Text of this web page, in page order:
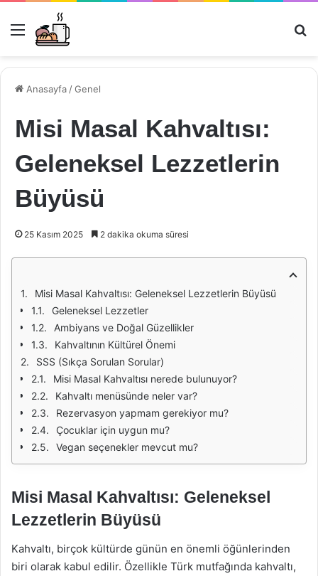
Menü
Anasayfa /Genel
Misi Masal Kahvaltısı:
Geleneksel Lezzetlerin
Büyüsü
25 Kasım 2025 2 dakika okuma süresi
Misi Masal Kahvaltısı: Geleneksel Lezzetlerin Büyüsü
Geleneksel Lezzetler
Ambiyans ve Doğal Güzellikler
Kahvaltının Kültürel Önemi
SSS (Sıkça Sorulan Sorular)
Misi Masal Kahvaltısı nerede bulunuyor?
Kahvaltı menüsünde neler var?
Rezervasyon yapmam gerekiyor mu?
Çocuklar için uygun mu?
Vegan seçenekler mevcut mu?
Misi Masal Kahvaltısı: Geleneksel
Lezzetlerin Büyüsü
Kahvaltı, birçok kültürde günün en önemli öğünlerinden
biri olarak kabul edilir. Özellikle Türk mutfağında kahvaltı,